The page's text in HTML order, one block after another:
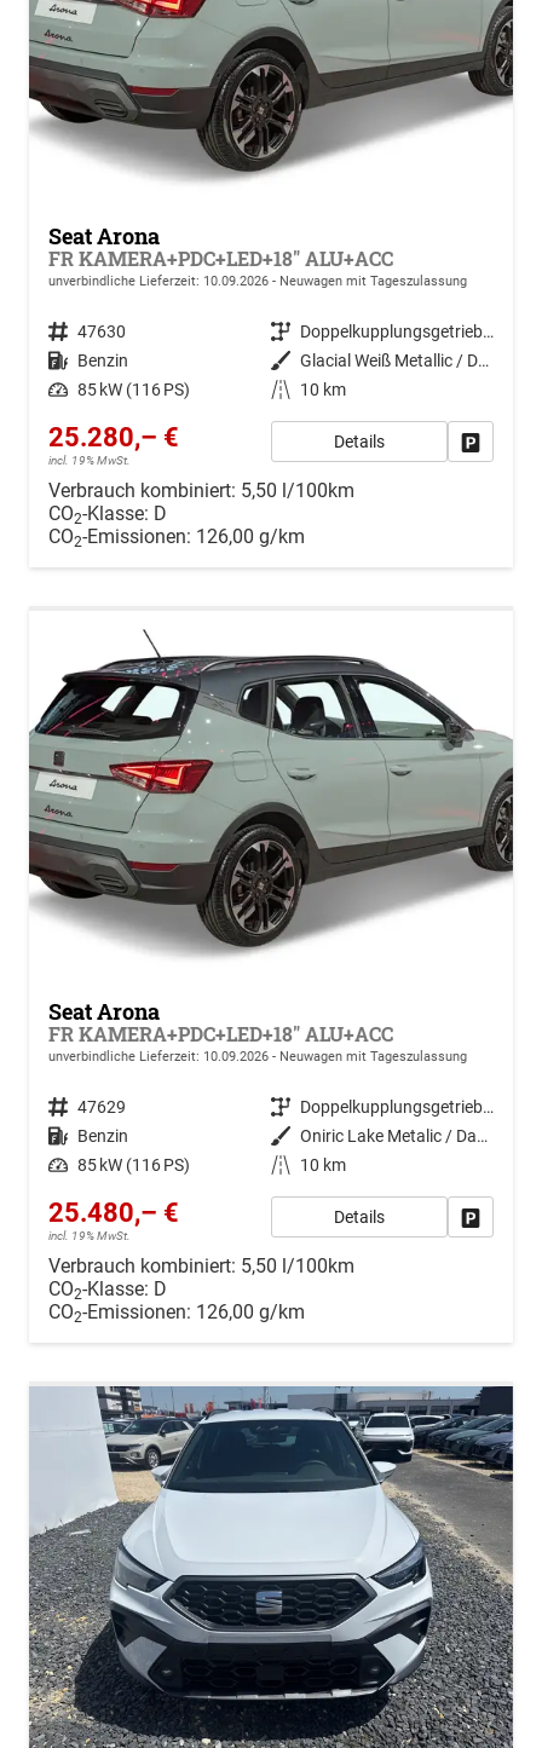
Seat Arona
FR KAMERA+PDC+LED+18" ALU+ACC
unverbindliche Lieferzeit: 10.09.2026 Neuwagen mit Tageszulassung
Fahrzeugnr. 47630 Getriebe
Doppelkupplungsgetriebe (DSG)
Kraftstoff Benzin Außenfarbe
Glacial Weiß Metallic / Dach: Midnight Schwarz Metallic
Leistung 85 kW (116 PS) Kilometerstand 10 km
25.280,– €
incl. 19% MwSt.
Details
Verbrauch kombiniert: 5,50 l/100km
CO2-Klasse: D
CO2-Emissionen: 126,00 g/km
Seat Arona
FR KAMERA+PDC+LED+18" ALU+ACC
unverbindliche Lieferzeit: 10.09.2026 Neuwagen mit Tageszulassung
Fahrzeugnr. 47629 Getriebe
Doppelkupplungsgetriebe (DSG)
Kraftstoff Benzin Außenfarbe
Oniric Lake Metalic / Dach: Midnight Schwarz Metallic
Leistung 85 kW (116 PS) Kilometerstand 10 km
25.480,– €
incl. 19% MwSt.
Details
Verbrauch kombiniert: 5,50 l/100km
CO2-Klasse: D
CO2-Emissionen: 126,00 g/km